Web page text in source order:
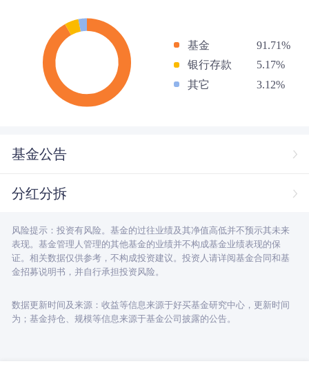
基金
91.71%
银行存款
5.17%
其它
3.12%
基金公告
分红分拆
风险提示：投资有风险。基金的过往业绩及其净值高低并不预示其未来
表现。基金管理人管理的其他基金的业绩并不构成基金业绩表现的保
证。相关数据仅供参考，不构成投资建议。投资人请详阅基金合同和基
金招募说明书，并自行承担投资风险。
数据更新时间及来源：收益等信息来源于好买基金研究中心，更新时间
为；基金持仓、规模等信息来源于基金公司披露的公告。